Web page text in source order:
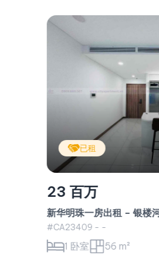
已租
25 百万
Vinhomes Central
3 Tower, 2 Bedroom-
#CA23411 - Landmark 3 -
2 卧室 87 m²